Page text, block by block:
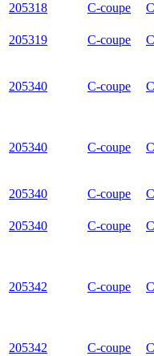
205318 C-coupe
205319 C-coupe
205340 C-coupe
205340 C-coupe
205340 C-coupe
205340 C-coupe
205342 C-coupe
205342 C-coupe